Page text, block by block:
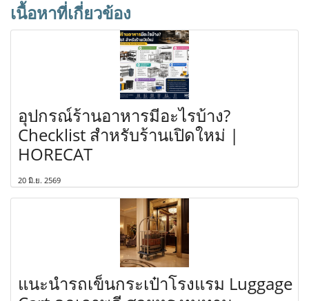
เนื้อหาที่เกี่ยวข้อง
อุปกรณ์ร้านอาหารมีอะไรบ้าง?
Checklist สำหรับร้านเปิดใหม่ |
HORECAT
20 มิ.ย. 2569
แนะนำรถเข็นกระเป๋าโรงแรม Luggage